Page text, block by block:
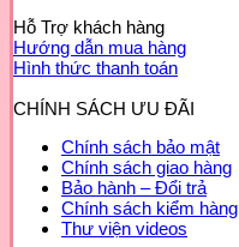
Hỗ Trợ khách hàng
Hướng dẫn mua hàng
Hình thức thanh toán
CHÍNH SÁCH ƯU ĐÃI
Chính sách bảo mật
Chính sách giao hàng
Bảo hành – Đổi trả
Chính sách kiểm hàng
Thư viện videos